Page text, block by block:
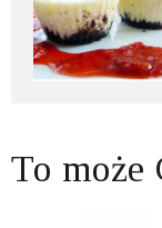
To może